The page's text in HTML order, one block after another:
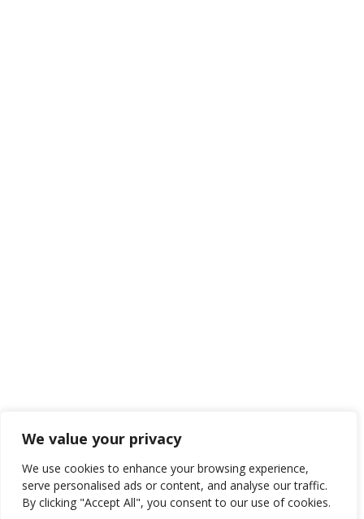
We value your privacy
We use cookies to enhance your browsing experience,
serve personalised ads or content, and analyse our traffic.
By clicking "Accept All", you consent to our use of cookies.